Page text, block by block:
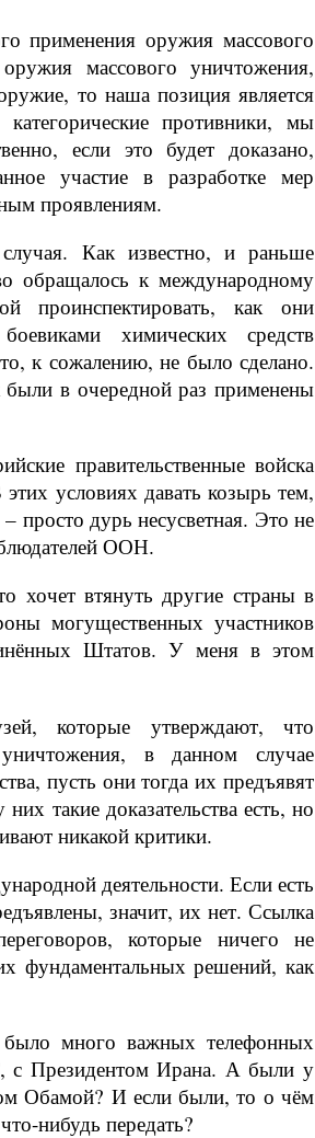
применения оружия массового
массового уничтожения,
то наша позиция является
противники, мы
если это будет доказано,
участие в разработке мер
проявлениям.
Как известно, и раньше
обращалось к международному
проинспектировать, как они
химических средств
к сожалению, не было сделано.
были в очередной раз применены
правительственные войска
условиях давать козырь тем,
просто дурь несусветная. Это не
ООН.
хочет втянуть другие страны в
могущественных участников
Штатов. У меня в этом
которые утверждают, что
в данном случае
пусть они тогда их предъявят
такие доказательства есть, но
никакой критики.
деятельности. Если есть
значит, их нет. Ссылка
которые ничего не
фундаментальных решений, как
много важных телефонных
с Президентом Ирана. А были у
Обамой? И если были, то о чём
нибудь передать?